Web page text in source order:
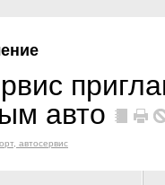
авто
автосервис